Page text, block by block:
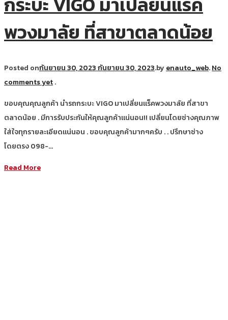
พวงมาลัย ที่สาขาตลาดน้อย
Posted onกันยายน 30, 2023กันยายน 30, 2023.by enauto_web.No
comments yet.
ขอบคุณคุณลูกค้า นำรถกระบะ VIGO มาเปลี่ยนแร็คพวงมาลัย ที่สาขา
ตลาดน้อย . มีการรับประกันให้คุณลูกค้าแน่นอน!! เปลี่ยนโดยช่างคุณภาพ
ใส่ใจทุกรายละเอียดแน่นอน . ขอบคุณลูกค้ามากๆครับ . . ปรึกษาช่าง
โดยตรง 098-…
Read More